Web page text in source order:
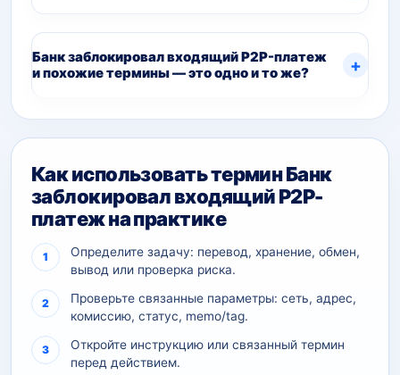
Банк заблокировал входящий P2P-платеж
и похожие термины — это одно и то же?
Как использовать термин Банк
заблокировал входящий P2P-
платеж на практике
Определите задачу: перевод, хранение, обмен,
вывод или проверка риска.
Проверьте связанные параметры: сеть, адрес,
комиссию, статус, memo/tag.
Откройте инструкцию или связанный термин
перед действием.